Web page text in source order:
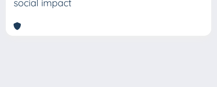
social impact